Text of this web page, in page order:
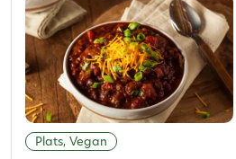
Plats, Vegan